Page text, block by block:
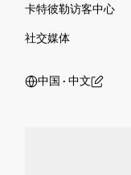
卡特彼勒访客中心
社交媒体
中国 ‧ 中文